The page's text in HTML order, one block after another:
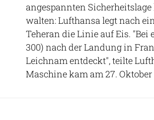
angespannten
walten: Lufthansa legt nach
Teheran die Linie auf Eis. "Bei
300) nach der Landung in
Leichnam entdeckt", teilte
Maschine kam am 27. Oktober